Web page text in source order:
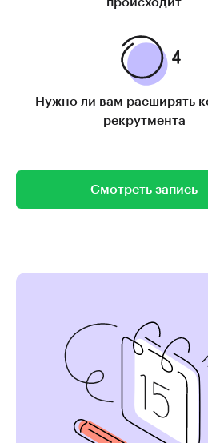
Нужно ли вам расширять
рекрутмента
Смотреть запись